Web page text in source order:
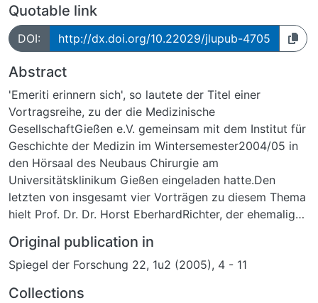
Quotable link
DOI: http://dx.doi.org/10.22029/jlupub-4705
Abstract
'Emeriti erinnern sich', so lautete der Titel einer
Vortragsreihe, zu der die Medizinische
GesellschaftGießen e.V. gemeinsam mit dem Institut für
Geschichte der Medizin im Wintersemester2004/05 in
den Hörsaal des Neubaus Chirurgie am
Universitätsklinikum Gießen eingeladen hatte.Den
letzten von insgesamt vier Vorträgen zu diesem Thema
hielt Prof. Dr. Dr. Horst EberhardRichter, der ehemalige
Psychosomatische Medizinder Justus-Liebig-
Universität. Wir dokumentieren diesen Vortrag über '30
Fakultät' hier im Wortlaut.
Original publication in
Spiegel der Forschung 22, 1u2 (2005), 4 - 11
Collections